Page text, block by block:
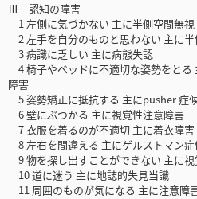
Ⅲ 認知の障害
1 左側に気づかない 主に半側空間無視
2 左手を自分のものと思わない 主に
3 病識に乏しい 主に病態失認
4 椅子やベッドに不適切な姿勢をとる
障害
5 姿勢矯正に抵抗する 主にpusher 症
6 壁にぶつかる 主に視覚性注意障害
7 衣服を着るのが不適切 主に着衣障害
8 左右を間違える 主にゲルストマン
9 物を探し出すことができない 主に
10 道に迷う 主に地誌的失見当識
11 周囲のものが気になる 主に注意障